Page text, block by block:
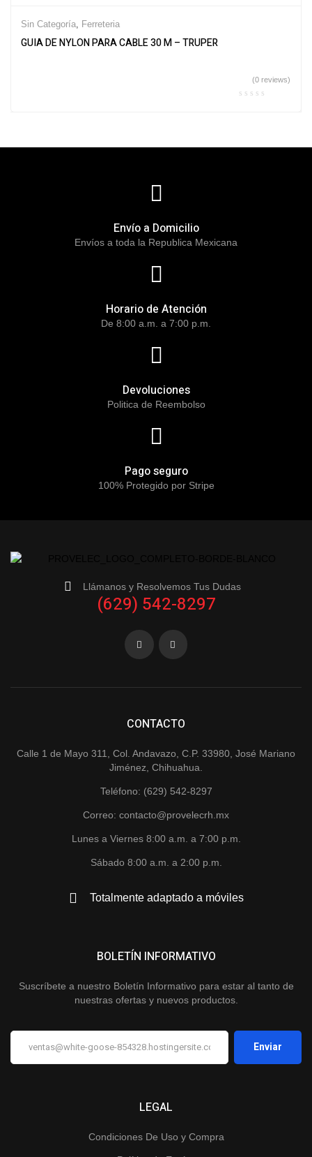
Sin Categoría Ferreteria
GUIA DE NYLON PARA CABLE 30 M – TRUPER
(0 reviews)
Envío a Domicilio
Envíos a toda la Republica Mexicana
Horario de Atención
De 8:00 a.m. a 7:00 p.m.
Devoluciones
Politica de Reembolso
Pago seguro
100% Protegido por Stripe
Llámanos y Resolvemos Tus Dudas
(629) 542-8297
CONTACTO
Calle 1 de Mayo 311, Col. Andavazo, C.P. 33980, José Mariano
Jiménez, Chihuahua.
Teléfono: (629) 542-8297
Correo: contacto@provelecrh.mx
Lunes a Viernes 8:00 a.m. a 7:00 p.m.
Sábado 8:00 a.m. a 2:00 p.m.
Totalmente adaptado a móviles
LEGAL
Condiciones De Uso y Compra
BOLETÍN INFORMATIVO
Suscríbete a nuestro Boletín Informativo para estar al tanto de
nuestras ofertas y nuevos productos.